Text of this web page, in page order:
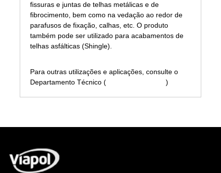
fissuras e juntas de telhas metálicas e de
fibrocimento, bem como na vedação ao redor de
parafusos de fixação, calhas, etc. O produto
também pode ser utilizado para acabamentos de
telhas asfálticas (Shingle).
Para outras utilizações e aplicações, consulte o
Departamento Técnico ( sac@viapol.com.br)